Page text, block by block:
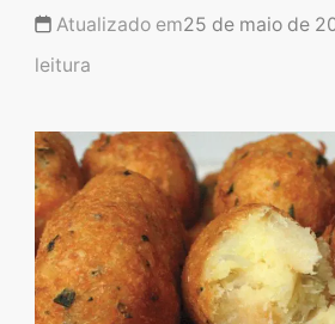
que
vida
um
um
Atualizado em25 de maio de
leitura